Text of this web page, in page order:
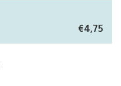
€4,75